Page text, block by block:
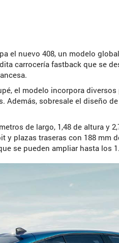
el nuevo 408, un modelo
carrocería fastback que se
el modelo incorpora
Además, sobresale el diseño
de largo, 1,48 de altura y
y plazas traseras con 188 mm
se pueden ampliar hasta los